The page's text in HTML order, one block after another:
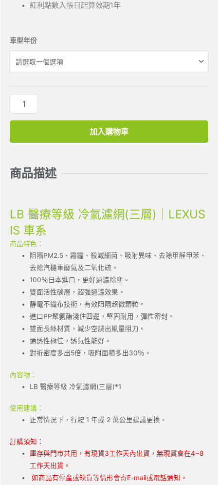
紅利點數入帳日起算效期1年
車型年份
加入購物車
商品描述
LB 醫療等級 冷氣濾網(三層)｜LEXUS
IS 車系
商品特色：
阻隔PM2.5、霧霾、殺滅細菌、吸附異味、去除甲醛甲苯、
去除汽機車廢氣及二氧化硫。
100％日本進口，更好過濾除塵。
雙面活性碳層，超強過濾效果。
靜電不織布技術，有效阻隔超微顆粒。
進口PP聚氨酯淺住四邊，堅固耐用，彈性密封。
雙面長絲材質，減少空調出風量阻力。
通透性極佳，透氣性能好。
對折密度多出5倍，吸附面積多出30％。
內容物：
LB 醫療等級 冷氣濾網(三層)*1
使用建議：
正常情況下，行駛 1 年或 2 萬公里建議更換。
訂購須知：
庫存與門市共用，有現貨3工作天內出貨，無現貨會在4~8
工作天出貨。
如商品有停產或缺貨等情形會寄E-mail或電話通知。